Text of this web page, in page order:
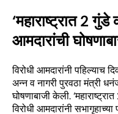
‘महाराष्ट्रात 2
आमदारांची
विरोधी आमदारांनी पहिल्याच
अन्न व नागरी पुरवठा मंत्री
घोषणाबाजी केली.
विरोधी आमदारांनी